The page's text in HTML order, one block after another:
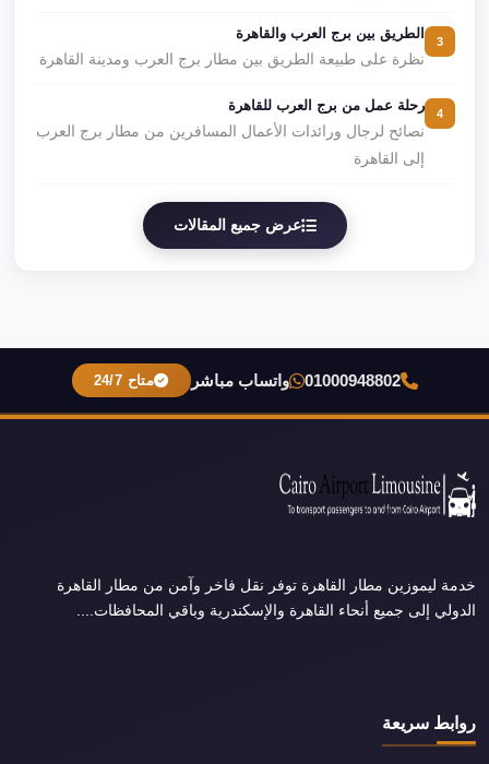
الطريق بين برج العرب والقاهرة
نظرة على طبيعة الطريق بين مطار برج العرب ومدينة القاهرة
رحلة عمل من برج العرب للقاهرة
نصائح لرجال ورائدات الأعمال المسافرين من مطار برج العرب
إلى القاهرة
عرض جميع المقالات
01000948802 واتساب مباشر متاح 24/7
خدمة ليموزين مطار القاهرة توفر نقل فاخر وآمن من مطار القاهرة
الدولي إلى جميع أنحاء القاهرة والإسكندرية وباقي المحافظات....
روابط سريعة